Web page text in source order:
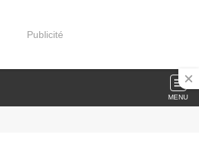
Publicité
MENU